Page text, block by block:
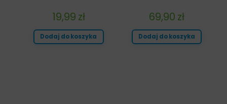
69,90 zł
Dodaj do koszyka
19,99 zł
Dodaj do koszyka